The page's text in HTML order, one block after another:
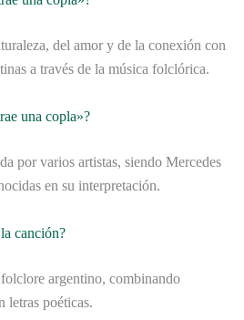
del amor y de la conexión con
a través de la música folclórica.
una copla»?
por varios artistas, siendo Mercedes
en su interpretación.
canción?
argentino, combinando
letras poéticas.